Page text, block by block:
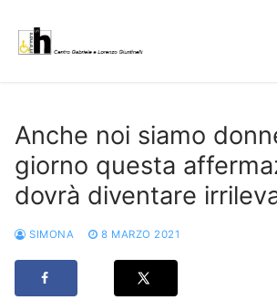
contenuto
Anche noi siamo
giorno questa
dovrà diventare
SIMONA 8 MARZO 2021